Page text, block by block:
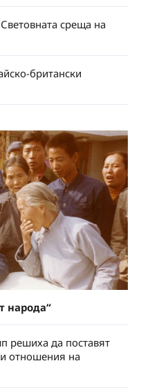
среща на
британски
народа“
решиха да поставят
отношения на